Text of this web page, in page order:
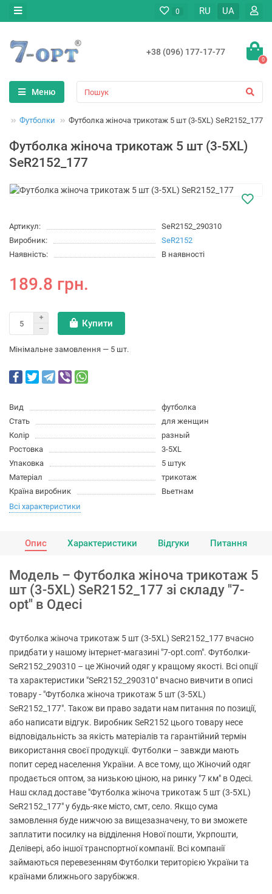
0 RU UA
+38 (096) 177-17-77
0
Меню
Футболки Футболка жіноча трикотаж 5 шт (3-5XL) SeR2152_177
Футболка жіноча трикотаж 5 шт (3-5XL)
SeR2152_177
Артикул:
SeR2152_290310
Виробник:
SeR2152
Наявність:
В наявності
189.8 грн.
Купити
Мінімальне замовлення — 5 шт.
Вид
футболка
Стать
для женщин
Колір
разный
Ростовка
3-5XL
Упаковка
5 штук
Матеріал
трикотаж
Країна виробник
Вьетнам
Всі характеристики
Опис Характеристики Відгуки Питання
Модель – Футболка жіноча трикотаж 5
шт (3-5XL) SeR2152_177 зі складу "7-
opt" в Одесі
Футболка жіноча трикотаж 5 шт (3-5XL) SeR2152_177 вчасно
придбати у нашому інтернет-магазині "7-opt.com". Футболки-
SeR2152_290310 – це Жіночий одяг у кращому якості. Всі опції
та характеристики "SeR2152_290310" вчасно вивчити в описі
товару - "Футболка жіноча трикотаж 5 шт (3-5XL)
SeR2152_177". Також ви право задати нам питання по позиції,
або написати відгук. Виробник SeR2152 цього товару несе
відповідальність за якість матеріалів та гарантійний термін
використання своєї продукції. Футболки – завжди мають
попит серед населення України. А все тому, що Жіночий одяг
продається оптом, за низькою ціною, на ринку "7 км" в Одесі.
Наш склад доставе "Футболка жіноча трикотаж 5 шт (3-5XL)
SeR2152_177" у будь-яке місто, смт, село. Якщо сума
замовлення буде нижчою за вищезазначену, то ви зможете
заплатити посилку на відділення Нової пошти, Укрпошти,
Делівері, або іншої транспортної компанії. Всі компанії
займаються перевезенням Футболки територією України та
країнами ближнього зарубіжжя.